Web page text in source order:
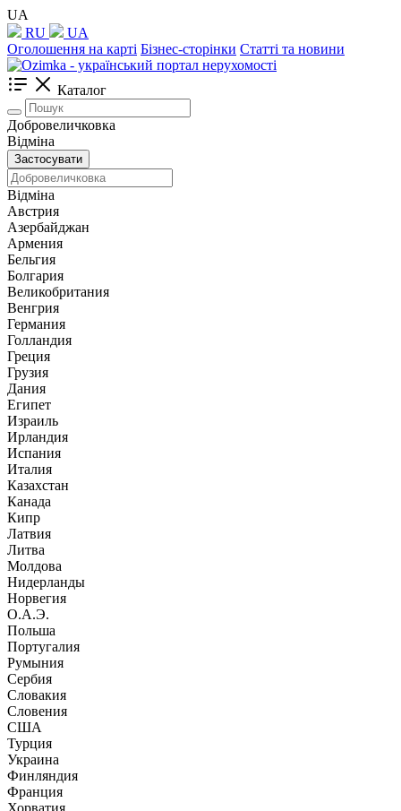
UA
RU
UA
Оголошення на карті Бізнес-сторінки Статті та новини
Каталог
Добровеличковка
Відміна
Застосувати
Відміна
Австрия
Азербайджан
Армения
Бельгия
Болгария
Великобритания
Венгрия
Германия
Голландия
Греция
Грузия
Дания
Египет
Израиль
Ирландия
Испания
Италия
Казахстан
Канада
Кипр
Латвия
Литва
Молдова
Нидерланды
Норвегия
О.А.Э.
Польша
Португалия
Румыния
Сербия
Словакия
Словения
США
Турция
Украина
Финляндия
Франция
Хорватия